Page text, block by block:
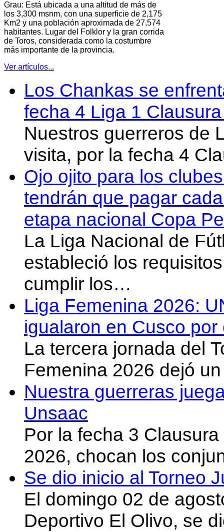
Grau: Está ubicada a una altitud de más de
los 3,300 msnm, con una superficie de 2,175
Km2 y una población aproximada de 27,574
habitantes. Lugar del Folklor y la gran corrida
de Toros, considerada como la costumbre
más importante de la provincia.
Ver artículos...
Los Chankas se
fecha 4 Liga 1
Nuestros guerreros de
visita, por la fecha 4
Ojo ojito para los
tendrán que pagar
etapa nacional Copa
La Liga Nacional de
estableció los
cumplir los…
Liga Femenina 2026:
igualaron en Cusco
La tercera jornada del
Femenina 2026 dejó
Nuestra guerreras
Unsaac
Por la fecha 3
2026, chocan los
Se dio inicio al Torneo
El domingo 02 de
Deportivo El Olivo, se